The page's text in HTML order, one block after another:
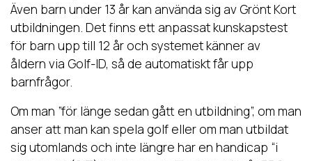
Även barn under 13 år kan använda sig av Grönt Kort
utbildningen. Det finns ett anpassat kunskapstest
för barn upp till 12 år och systemet känner av
åldern via Golf-ID, så de automatiskt får upp
barnfrågor.
Om man ”för länge sedan gått en utbildning”, om man
anser att man kan spela golf eller om man utbildat
sig utomlands och inte längre har en handicap “i